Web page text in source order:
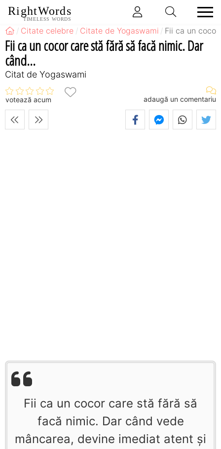
RightWords
TIMELESS WORDS
Citate celebre Citate de Yogaswami Fii ca un
Fii ca un cocor care stă fără să facă nimic. Dar
când...
Citat de Yogaswami
votează acum adaugă un comentariu
Fii ca un cocor care stă fără să
facă nimic. Dar când vede
mâncarea, devine imediat atent şi